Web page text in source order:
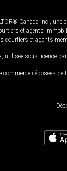
Canada Inc.,
et agents
courtiers et agents
utilisée sous licence
commerce déposées